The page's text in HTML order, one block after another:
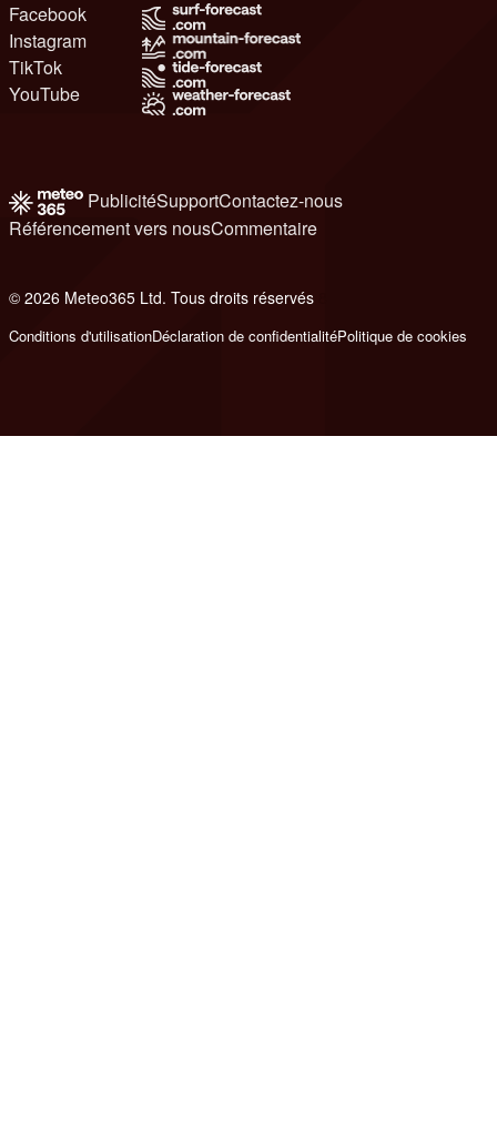
Facebook
Instagram
TikTok
YouTube
PublicitéSupportContactez-nous
Référencement vers nousCommentaire
© 2026 Meteo365 Ltd. Tous droits réservés
Conditions d'utilisationDéclaration de confidentialitéPolitique de cookies